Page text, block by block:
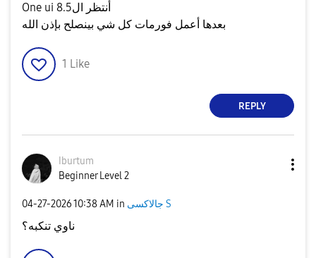
One ui 8.5أنتظر ال
بعدها أعمل فورمات كل شي بينصلح بإذن الله
1 Like
REPLY
Iburtum
Beginner Level 2
‎04-27-202610:38 AM in جالاكسى S
ناوي تنكبه؟